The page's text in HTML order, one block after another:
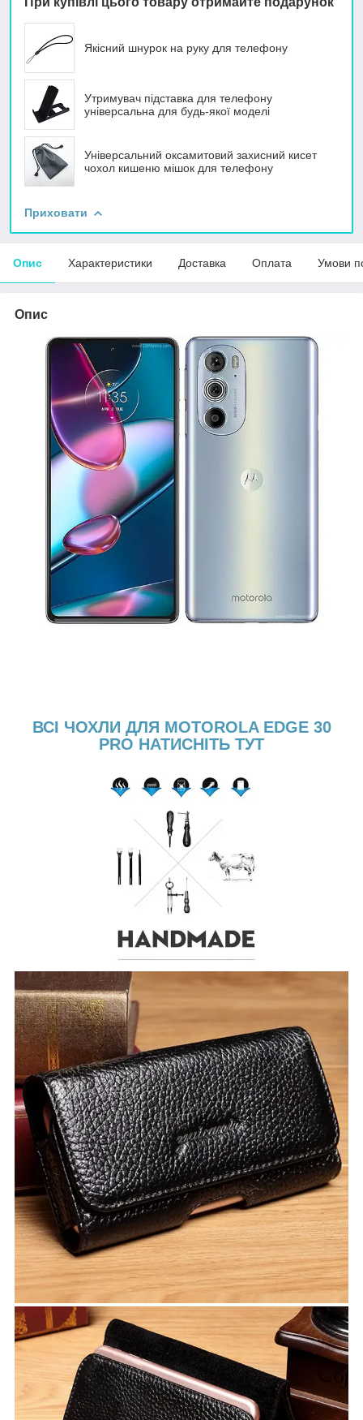
Якісний шнурок на руку для телефону
Утримувач підставка для телефону
універсальна для будь-якої моделі
Універсальний оксамитовий захисний кисет
чохол кишеню мішок для телефону
Приховати
Опис Характеристики Доставка Оплата Умови
Опис
ВСІ ЧОХЛИ ДЛЯ MOTOROLA EDGE 30
PRO НАТИСНІТЬ ТУТ